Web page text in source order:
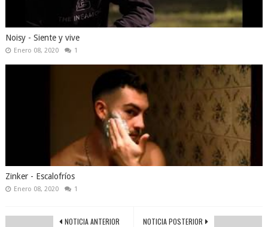
Noisy - Siente y vive
Enero 08, 2020 1
Zinker - Escalofríos
Enero 08, 2020 1
NOTICIA POSTERIOR
NOTICIA ANTERIOR